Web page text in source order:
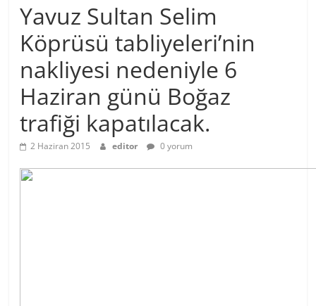
Yavuz Sultan Selim
Köprüsü tabliyeleri’nin
nakliyesi nedeniyle 6
Haziran günü Boğaz
trafiği kapatılacak.
2 Haziran 2015 editor 0 yorum